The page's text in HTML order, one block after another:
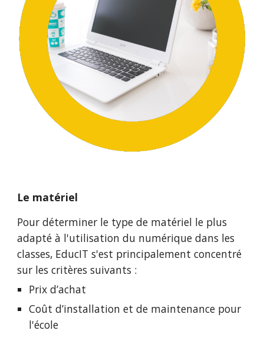
Le matériel
Pour déterminer le type de matériel le plus
adapté à l'utilisation du numérique dans les
classes, EducIT s'est principalement concentré
sur les critères suivants :
Prix d’achat
Coût d’installation et de maintenance pour
l'école